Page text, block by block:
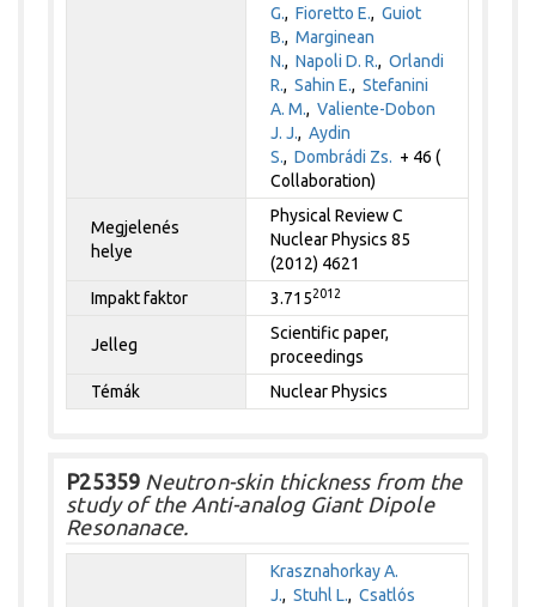
G.,Fioretto E.,Guiot
B.,Marginean
N.,Napoli D. R.,Orlandi
R.,Sahin E.,Stefanini
A. M.,Valiente-Dobon
J. J.,Aydin
S.,Dombrádi Zs. + 46 (
Collaboration)
Megjelenés
helye
Physical Review C
Nuclear Physics 85
(2012) 4621
Impakt faktor
3.7152012
Jelleg
Scientific paper,
proceedings
Témák
Nuclear Physics
P25359 Neutron-skin thickness from the
study of the Anti-analog Giant Dipole
Resonanace.
Krasznahorkay A.
J.,Stuhl L.,Csatlós